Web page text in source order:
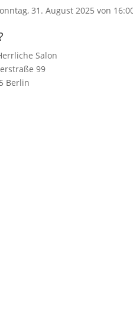
31. August 2025 von
Salon
99
Berlin